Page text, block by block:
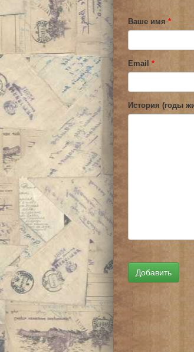
Ваше имя *
Email *
История (годы